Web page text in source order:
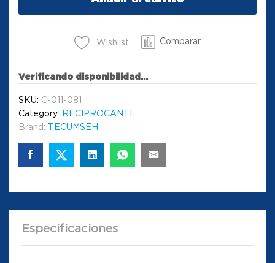
Wishlist Comparar
Verificando disponibilidad...
SKU: C-011-081
Category: RECIPROCANTE
Brand: TECUMSEH
Especificaciones